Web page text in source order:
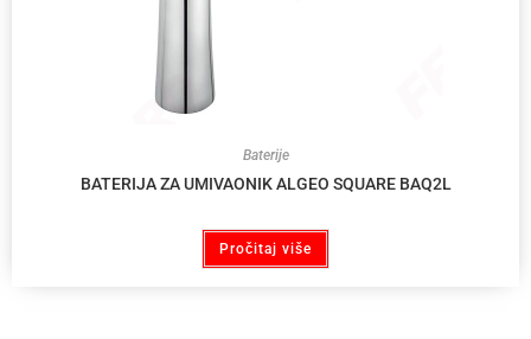
Baterije
BATERIJA ZA UMIVAONIK ALGEO SQUARE BAQ2L
Pročitaj više